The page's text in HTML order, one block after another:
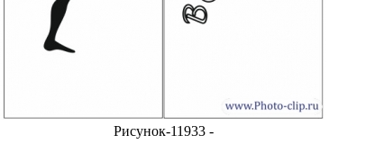
Рисунок-11933 -